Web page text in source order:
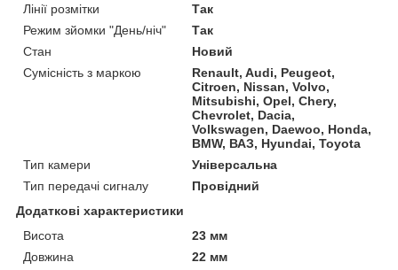
Лінії розмітки
Так
Режим зйомки "День/ніч"
Так
Стан
Новий
Сумісність з маркою
Renault, Audi, Peugeot,
Citroen, Nissan, Volvo,
Mitsubishi, Opel, Chery,
Chevrolet, Dacia,
Volkswagen, Daewoo, Honda,
BMW, ВАЗ, Hyundai, Toyota
Тип камери
Універсальна
Тип передачі сигналу
Провідний
Додаткові характеристики
Висота
23 мм
Довжина
22 мм